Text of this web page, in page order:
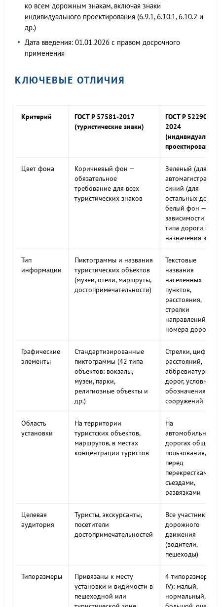
ко всем дорожным знакам, включая знаки
индивидуального проектирования (6.9.1, 6.10.1, 6.10.2 и
др.)
Дата введения: 01.01.2026 с правом досрочного
применения
КЛЮЧЕВЫЕ ОТЛИЧИЯ
Критерий
ГОСТ Р 57581-2017
(туристические знаки)
ГОСТ Р 52290-
2024
проектирования)
Цвет фона
Коричневый фон —
обязательное
требование для всех
туристических знаков
Зеленый (для
автомагистралей),
синий (для
остальных дорог),
белый фон — в
зависимости от
типа дороги и
назначения знака
Тип
информации
Пиктограммы и названия
туристических объектов
(музеи, отели, маршруты,
достопримечательности)
Текстовые
названия
населенных
пунктов,
расстояния,
стрелки
направлений,
номера дорог
Графические
элементы
Стандартизированные
пиктограммы (42 типа
объектов: вокзалы,
музеи, парки,
религиозные объекты и
др.)
Стрелки, цифры
расстояний,
аббревиатуры
дорог, условные
обозначения
сооружений
Область
установки
На территории
туристских объектов,
маршрутов, в местах
концентрации туристов
На
автомобильных
дорогах общего
пользования,
перед
перекрестками,
съездами,
развязками
Целевая
аудитория
Туристы, экскурсанты,
посетители
достопримечательностей
Все участники
дорожного
движения
(водители,
пешеходы)
Типоразмеры
Привязаны к месту
установки и видимости в
пешеходной или
4 типоразмера (I–
IV): малый,
нормальный,